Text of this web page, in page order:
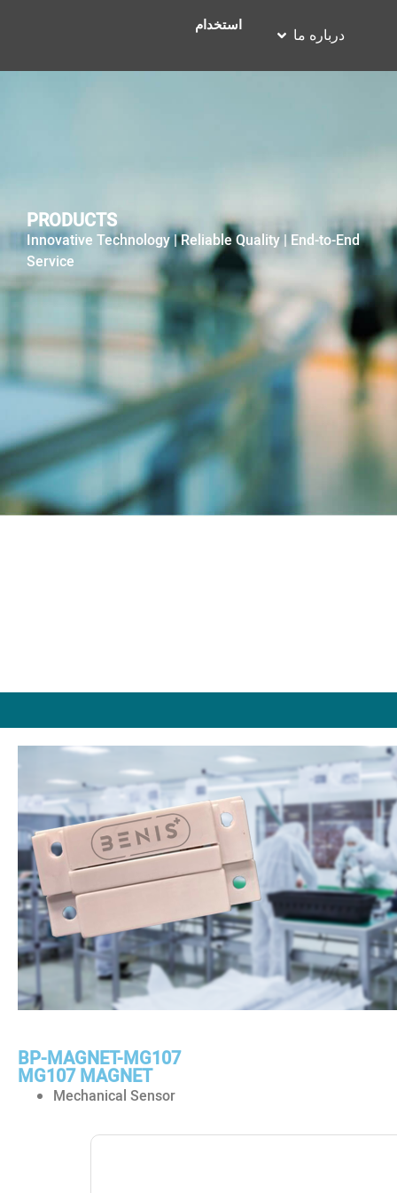
درباره ما
استخدام
PRODUCTS
Innovative Technology | Reliable Quality | End-to-End
Service
BP-MAGNET-MG107
MG107 MAGNET
Mechanical Sensor